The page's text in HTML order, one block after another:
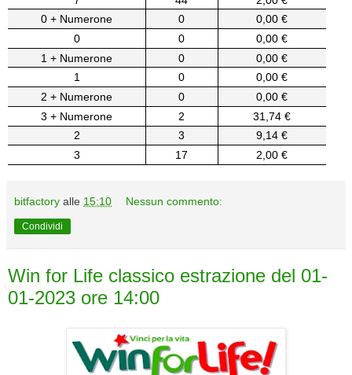
0 + Numerone
0
0,00 €
0
0
0,00 €
1 + Numerone
0
0,00 €
1
0
0,00 €
2 + Numerone
0
0,00 €
3 + Numerone
2
31,74 €
2
3
9,14 €
3
17 2,00 €
bitfactory alle 15:10 Nessun commento:
Condividi
Win for Life classico estrazione del 01-
01-2023 ore 14:00